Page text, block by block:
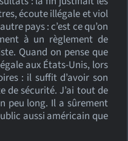
écoute illégale et viol
pays : c’est ce qu’on
à un règlement de
Quand on pense que
aux États-Unis, lors
: il suffit d’avoir son
de sécurité. J’ai tout de
peu long. Il a sûrement
aussi américain que